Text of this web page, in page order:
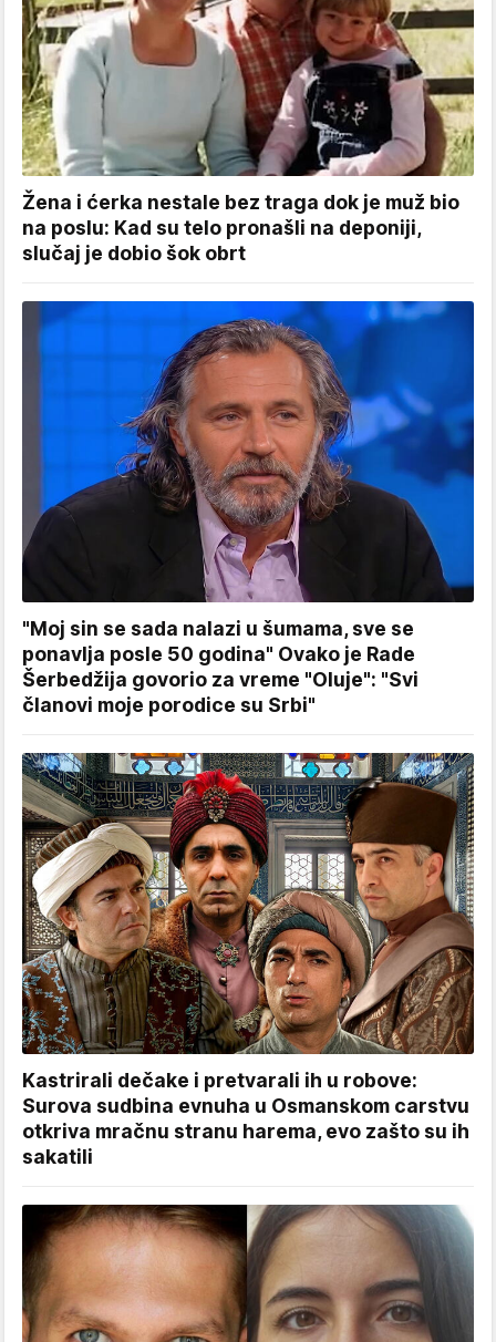
Žena i ćerka nestale bez traga dok je muž bio
na poslu: Kad su telo pronašli na deponiji,
slučaj je dobio šok obrt
"Moj sin se sada nalazi u šumama, sve se
ponavlja posle 50 godina" Ovako je Rade
Šerbedžija govorio za vreme "Oluje": "Svi
članovi moje porodice su Srbi"
Kastrirali dečake i pretvarali ih u robove:
Surova sudbina evnuha u Osmanskom carstvu
otkriva mračnu stranu harema, evo zašto su ih
sakatili